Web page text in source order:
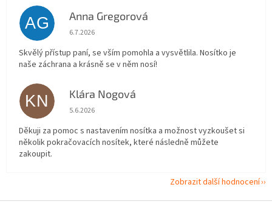
AG Anna Gregorová
Hodnocení obchodu je 5 z 5 hvězdiček.
6.7.2026
Skvělý přístup paní, se vším pomohla a vysvětlila. Nosítko je
naše záchrana a krásně se v něm nosí!
KN Klára Nogová
Hodnocení obchodu je 5 z 5 hvězdiček.
5.6.2026
Děkuji za pomoc s nastavením nosítka a možnost vyzkoušet si
několik pokračovacích nosítek, které následně můžete
zakoupit.
Zobrazit další hodnocení